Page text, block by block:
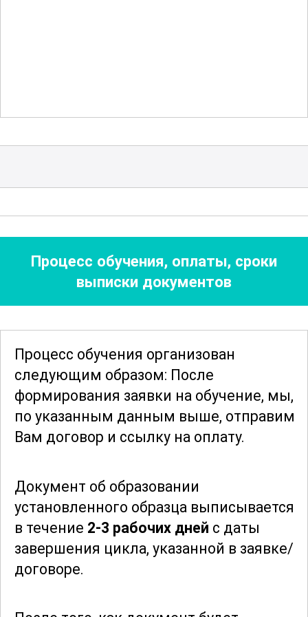
процедур. Обучение включает в себя
Дополнительно рассматриваются
вопросы гигиены и безопасности, а
также нормативные аспекты работы
косметик-эстетиста. Особое внимание
профессиональной этике, важным для
построения доверительных отношений
с клиентами. Участники курса узнают о
последних тенденциях в индустрии
красоты и смогут применять
полученные знания на практике,
обслуживания.
Изучение курса "Косметик-эстетист по
уходу за телом" поможет вам стать
востребованным специалистом в
Процесс обучения, оплаты, сроки
выписки документов
Процесс обучения организован
следующим образом: После
формирования заявки на обучение, мы,
по указанным данным выше, отправим
Вам договор и ссылку на оплату.
Документ об образовании
установленного образца выписывается
в течение 2-3 рабочих дней с даты
завершения цикла, указанной в заявке/
договоре.